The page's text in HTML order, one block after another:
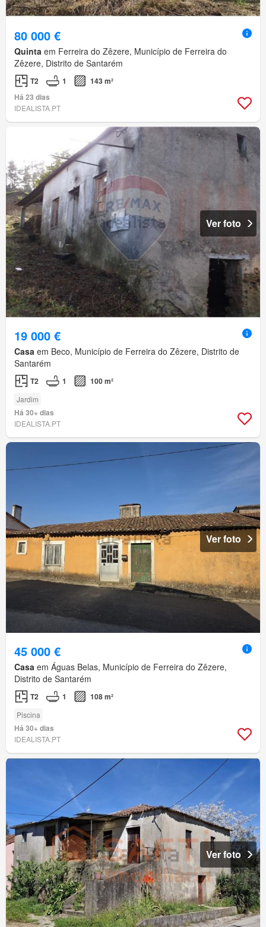
80 000 €
Quinta em Ferreira do Zêzere, Município de Ferreira do
Zêzere, Distrito de Santarém
T2 1
143 m²
Há 23 dias
IDEALISTA.PT
Ver foto
19 000 €
Casa em Beco, Município de Ferreira do Zêzere, Distrito de
Santarém
T2 1 100 m²
Jardim
Há 30+ dias
IDEALISTA.PT
Ver foto
45 000 €
Casa em Águas Belas, Município de Ferreira do Zêzere,
Distrito de Santarém
T2 1 108 m²
Piscina
Há 30+ dias
IDEALISTA.PT
Ver foto